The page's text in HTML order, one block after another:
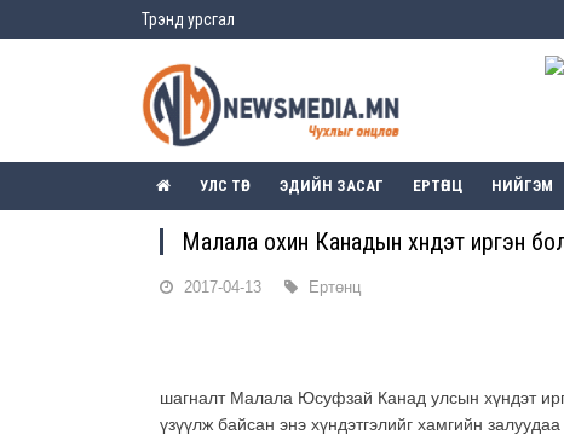
Трэнд урсгал
УЛС ТӨР ЭДИЙН ЗАСАГ ЕРТӨНЦ НИЙГЭМ
Малала охин Канадын хүндэт иргэн
2017-04-13 Ертөнц
шагналт Малала Юсуфзай Канад улсын хүндэт
үзүүлж байсан энэ хүндэтгэлийг хамгийн